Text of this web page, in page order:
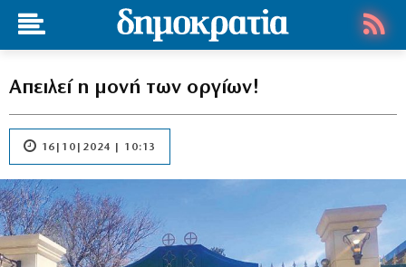
Απειλεί η μονή των οργίων!
16|10|2024 | 10:13